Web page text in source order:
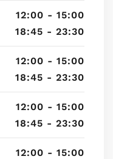
12:00 - 15:00
18:45 - 23:30
12:00 - 15:00
18:45 - 23:30
12:00 - 15:00
18:45 - 23:30
12:00 - 15:00